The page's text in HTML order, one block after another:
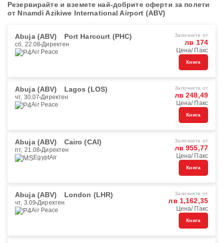
Резервирайте и вземете най-добрите оферти за полети
от Nnamdi Azikiwe International Airport (ABV)
Abuja (ABV) Port Harcourt (PHC)
сб, 22.08 Директен
Air Peace
Започнете от
лв 174
Цена/ Пакс
Книга
Abuja (ABV) Lagos (LOS)
чт, 30.07 Директен
Air Peace
Започнете от
лв 248,49
Цена/ Пакс
Книга
Abuja (ABV) Cairo (CAI)
пт, 21.08 Директен
EgyptAir
Започнете от
лв 955,77
Цена/ Пакс
Книга
Abuja (ABV) London (LHR)
чт, 3.09 Директен
Air Peace
Започнете от
лв 1,162,35
Цена/ Пакс
Книга